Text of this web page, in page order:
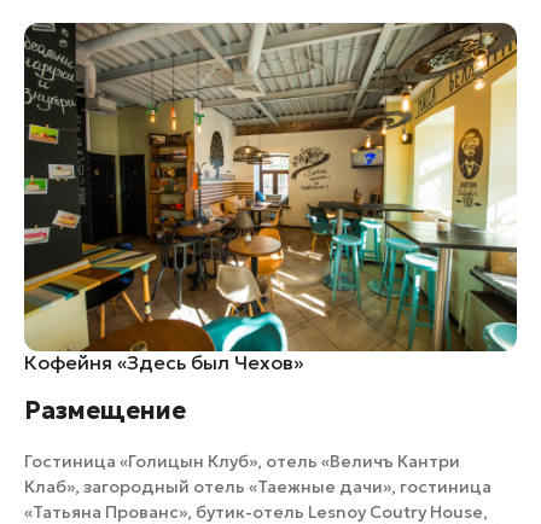
Кофейня «Здесь был Чехов»
Размещение
Гостиница «Голицын Клуб», отель «Величъ Кантри
Клаб», загородный отель «Таежные дачи», гостиница
«Татьяна Прованс», бутик-отель Lesnoy Coutry House,